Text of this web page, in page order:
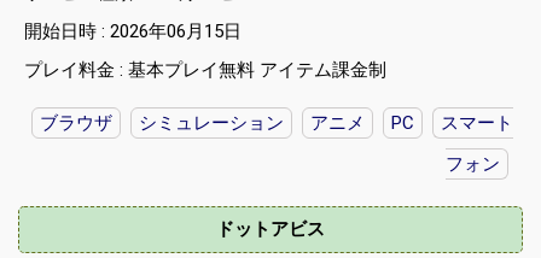
開始日時 : 2026年06月15日
プレイ料金 : 基本プレイ無料 アイテム課金制
ブラウザ シミュレーション アニメ PC
スマート
フォン
ドットアビス